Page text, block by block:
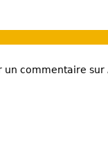
un commentaire sur